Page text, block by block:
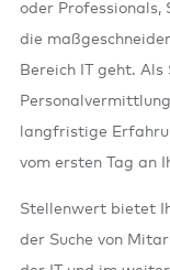
oder Professionals,
die
Bereich IT geht.
langfristige
vom ersten Tag an
Stellenwert bietet
der Suche von